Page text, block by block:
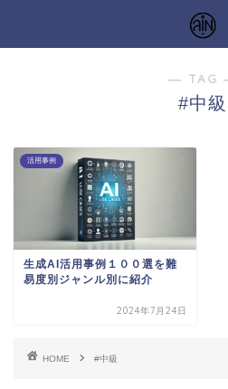
― TAG
#中級
活用事例
生成AI活用事例１００選を難
易度別ジャンル別に紹介
2024年7月24日
HOME #中級